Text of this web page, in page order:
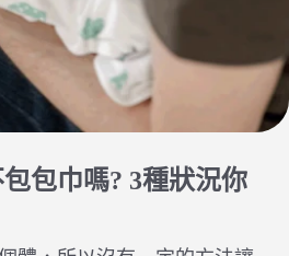
包巾嗎? 3種狀況你